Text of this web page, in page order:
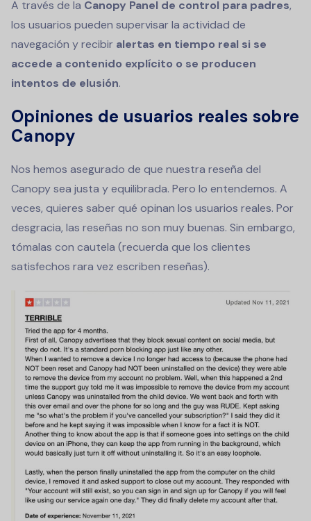
A través de la Canopy Panel de control para padres,
los usuarios pueden supervisar la actividad de
navegación y recibir alertas en tiempo real si se
accede a contenido explícito o se producen
intentos de elusión.
Opiniones de usuarios reales sobre
Canopy
Nos hemos asegurado de que nuestra reseña del
Canopy sea justa y equilibrada. Pero lo entendemos. A
veces, quieres saber qué opinan los usuarios reales. Por
desgracia, las reseñas no son muy buenas. Sin embargo,
tómalas con cautela (recuerda que los clientes
satisfechos rara vez escriben reseñas).